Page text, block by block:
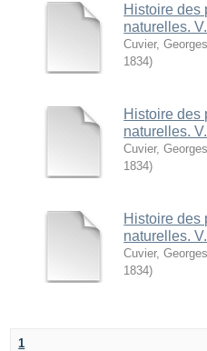
Histoire des
naturelles.
Cuvier, Georges
1834)
Histoire des
naturelles.
Cuvier, Georges
1834)
Histoire des
naturelles.
Cuvier, Georges
1834)
1